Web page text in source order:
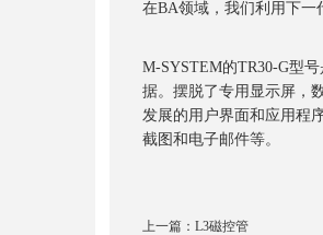
在BA领域，我们利用下一
M-SYSTEM的TR30-G型
据。摆脱了专用显示屏，
发展的用户界面和应用程
截图和电子邮件等。
上一篇： L3磁控管